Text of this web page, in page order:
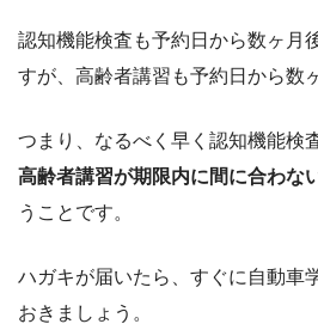
認知機能検査も予約日から数ヶ月
すが、高齢者講習も予約日から数
つまり、なるべく早く認知機能検
高齢者講習が期限内に間に合わな
うことです。
ハガキが届いたら、すぐに自動車
おきましょう。